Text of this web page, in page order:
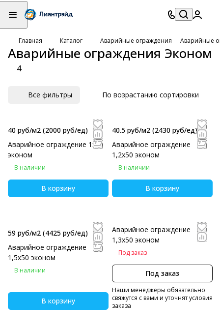
Главная Каталог Аварийные ограждения Аварийные
Аварийные ограждения Эконом
4
Все фильтры По возрастанию сортировки
40 руб/м2 (2000 руб/eд)
Аварийное ограждение 1х50
эконом
В наличии
В корзину
40.5 руб/м2 (2430 руб/eд)
Аварийное ограждение
1,2х50 эконом
В наличии
В корзину
59 руб/м2 (4425 руб/eд)
Аварийное ограждение
1,5х50 эконом
В наличии
В корзину
Аварийное ограждение
1,3х50 эконом
Под заказ
Под заказ
Наши менеджеры обязательно
свяжутся с вами и уточнят условия
заказа